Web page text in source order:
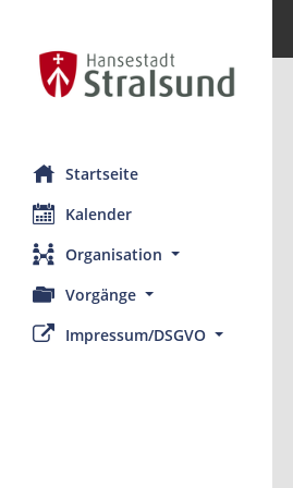
Startseite
Kalender
Organisation
Vorgänge
Impressum/DSGVO